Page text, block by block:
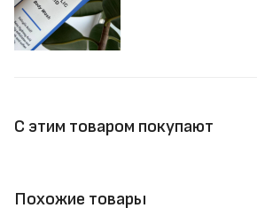
С этим товаром покупают
Похожие товары